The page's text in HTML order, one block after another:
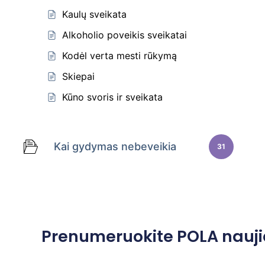
Kaulų sveikata
Alkoholio poveikis sveikatai
Kodėl verta mesti rūkymą
Skiepai
Kūno svoris ir sveikata
Kai gydymas nebeveikia 31
Prenumeruokite POLA